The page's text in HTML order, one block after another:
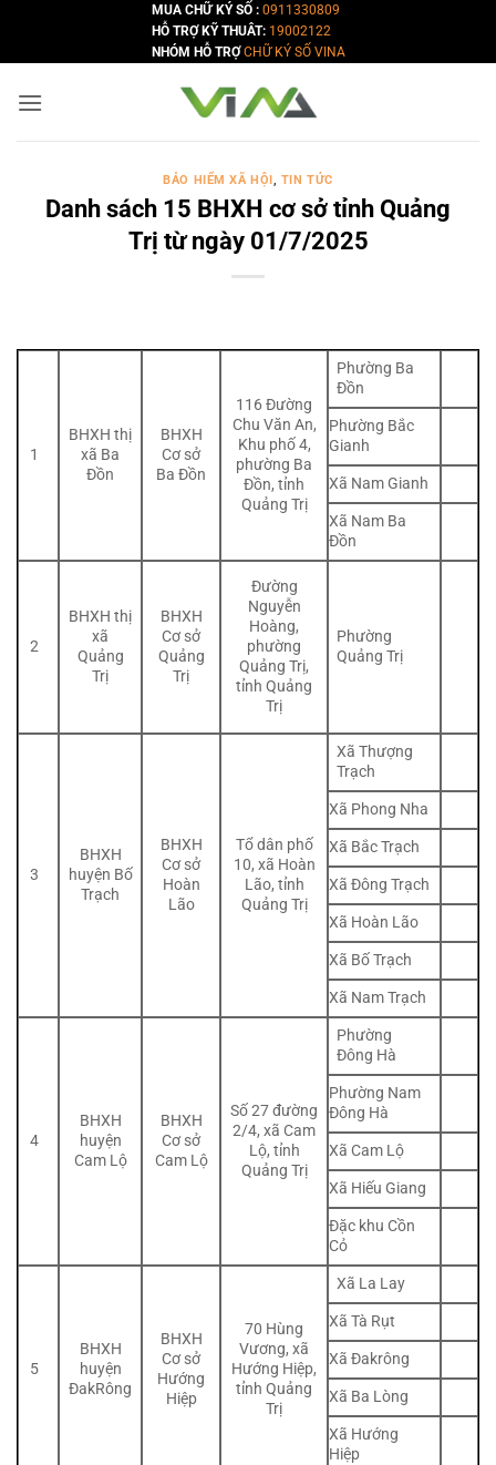
nội
dung
MUA CHỮ KÝ SỐ : 0911330809
HỖ TRỢ KỸ THUÂT: 19002122
NHÓM HỖ TRỢCHỮ KÝ SỐ VINA
BẢO HIỂM XÃ HỘI, TIN TỨC
Danh sách 15 BHXH cơ sở tỉnh Quảng
Trị từ ngày 01/7/2025
1
BHXH thị
xã Ba
Đồn
BHXH
Cơ sở
Ba Đồn
116 Đường
Chu Văn An,
Khu phố 4,
phường Ba
Đồn, tỉnh
Quảng Trị
Phường Ba
Đồn
Phường Bắc
Gianh
Xã Nam Gianh
Xã Nam Ba
Đồn
2
BHXH thị
xã
Quảng
Trị
BHXH
Cơ sở
Quảng
Trị
Đường
Nguyễn
Hoàng,
phường
Quảng Trị,
tỉnh Quảng
Trị
Phường
Quảng Trị
3
BHXH
huyện Bố
Trạch
BHXH
Cơ sở
Hoàn
Lão
Tổ dân phố
10, xã Hoàn
Lão, tỉnh
Quảng Trị
Xã Thượng
Trạch
Xã Phong Nha
Xã Bắc Trạch
Xã Đông Trạch
Xã Hoàn Lão
Xã Bố Trạch
Xã Nam Trạch
4
BHXH
huyện
Cam Lộ
BHXH
Cơ sở
Cam Lộ
Số 27 đường
2/4, xã Cam
Lộ, tỉnh
Quảng Trị
Phường
Đông Hà
Phường Nam
Đông Hà
Xã Cam Lộ
Xã Hiếu Giang
Đặc khu Cồn
Cỏ
5
BHXH
huyện
ĐakRông
BHXH
Cơ sở
Hướng
Hiệp
70 Hùng
Vương, xã
Hướng Hiệp,
tỉnh Quảng
Trị
Xã La Lay
Xã Tà Rụt
Xã Đakrông
Xã Ba Lòng
Xã Hướng
Hiệp